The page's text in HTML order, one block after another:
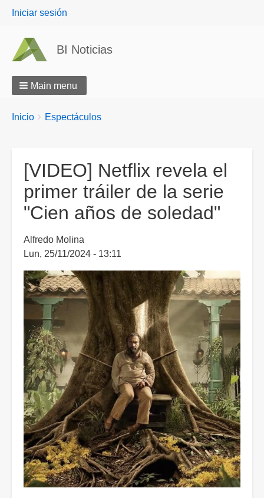
User
Iniciar sesión
BI Noticias
Main menu
Breadcrumbs
You
Inicio Espectáculos
[VIDEO] Netflix revela el
primer tráiler de la serie
"Cien años de soledad"
Alfredo Molina
Lun, 25/11/2024 - 13:11